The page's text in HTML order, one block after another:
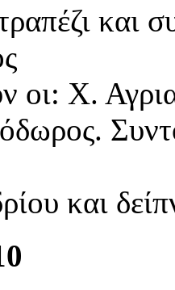
και
οι: Χ.
και